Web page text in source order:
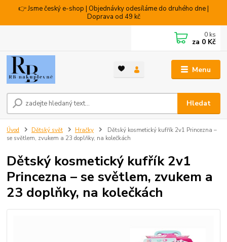
👉 Jsme český e-shop | Objednávky odesíláme do druhého dne |
Doprava od 49 kč
Menu
Hledat
0 ks
za 0 Kč
Úvod Dětský svět Hračky
Dětský kosmetický kufřík 2v1 Princezna –
se světlem, zvukem a 23 doplňky, na kolečkách
Dětský kosmetický kufřík 2v1
Princezna – se světlem, zvukem a
23 doplňky, na kolečkách